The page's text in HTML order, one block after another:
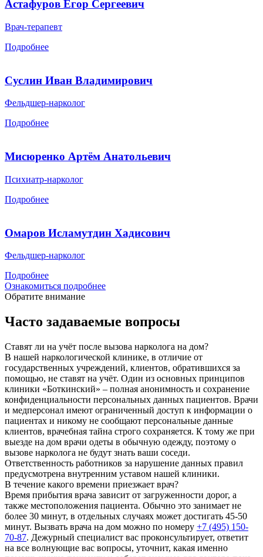
Астафуров Егор Сергеевич
Врач-терапевт
Подробнее
Суслин Иван Владимирович
Фельдшер-нарколог
Подробнее
Мисюренко Артём Анатольевич
Психиатр-нарколог
Подробнее
Омаров Исламутдин Хадисович
Фельдшер-нарколог
Подробнее
Ознакомиться подробнее
Обратите внимание
Часто задаваемые вопросы
Ставят ли на учёт после вызова нарколога на дом?
В нашей наркологической клинике, в отличие от
государственных учреждений, клиентов, обратившихся за
помощью, не ставят на учёт. Один из основных принципов
клиники «Боткинский» – полная анонимность и сохранение
конфиденциальности персональных данных пациентов. Врачи
и медперсонал имеют ограниченный доступ к информации о
пациентах и никому не сообщают персональные данные
клиентов, врачебная тайна строго сохраняется. К тому же при
выезде на дом врачи одеты в обычную одежду, поэтому о
вызове нарколога не будут знать ваши соседи.
Ответственность работников за нарушение данных правил
предусмотрена внутренним уставом нашей клиники.
В течение какого времени приезжает врач?
Время прибытия врача зависит от загруженности дорог, а
также местоположения пациента. Обычно это занимает не
более 30 минут, в отдельных случаях может достигать 45-50
минут. Вызвать врача на дом можно по номеру +7 (495) 150-
70-87. Дежурный специалист вас проконсультирует, ответит
на все волнующие вас вопросы, уточнит, какая именно